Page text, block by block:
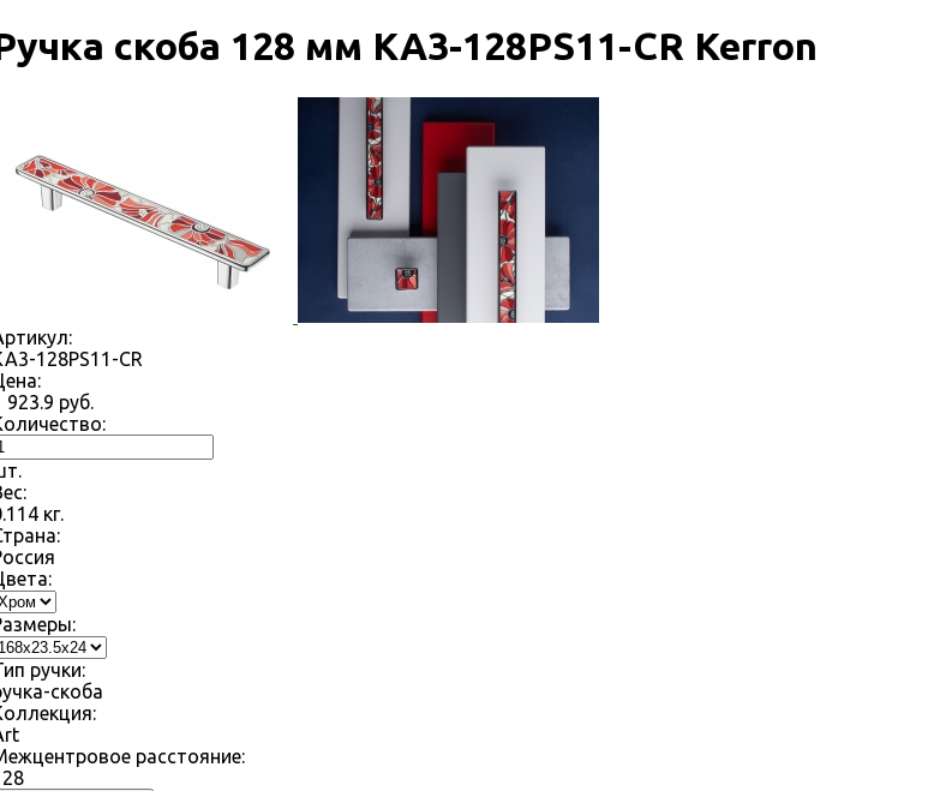
скоба 128 мм KA3-128PS11-CR Kerron
128PS11-CR
923.9 руб.
кг.
ручки:
скоба
расстояние: